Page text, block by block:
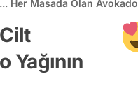
Her Masada Olan Avokado
Yağının